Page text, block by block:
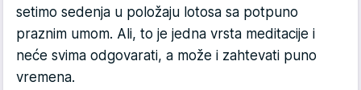
setimo sedenja u položaju lotosa sa potpuno
praznim umom. Ali, to je jedna vrsta meditacije i
neće svima odgovarati, a može i zahtevati puno
vremena.